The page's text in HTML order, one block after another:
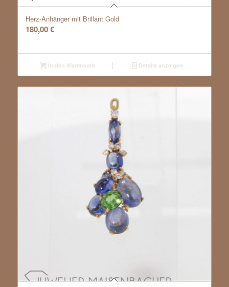
Herz-Anhänger mit Brillant Gold
180,00€
In den Warenkorb Details anzeigen